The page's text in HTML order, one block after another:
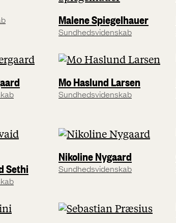
Malene Spiegelhauer
Sundhedsvidenskab
Mo Haslund Larsen
Sundhedsvidenskab
Sethi
Nikoline Nygaard
Sundhedsvidenskab